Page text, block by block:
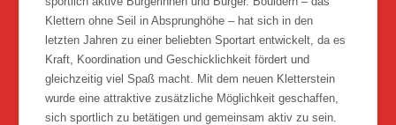
Klettern ohne Seil in Absprunghöhe – hat sich in den
letzten Jahren zu einer beliebten Sportart entwickelt, da es
Kraft, Koordination und Geschicklichkeit fördert und
gleichzeitig viel Spaß macht. Mit dem neuen Kletterstein
wurde eine attraktive zusätzliche Möglichkeit geschaffen,
sich sportlich zu betätigen und gemeinsam aktiv zu sein.